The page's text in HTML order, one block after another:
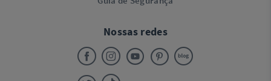
Nossas redes